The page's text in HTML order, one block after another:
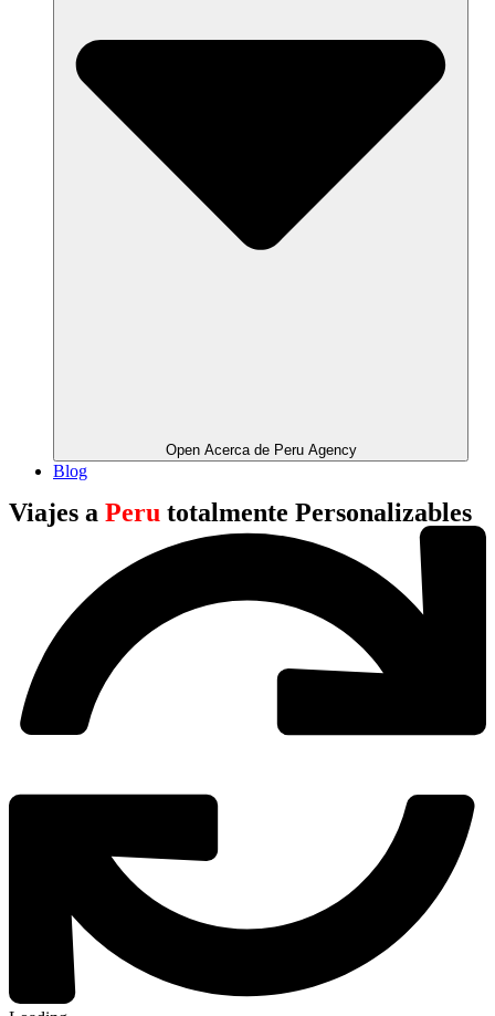
Open Acerca de Peru Agency
Blog
Viajes a Peru totalmente Personalizables